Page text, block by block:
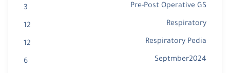
Pre-Post Operative GS
3
Respiratory
12
Respiratory Pedia
12
Septmber2024
6